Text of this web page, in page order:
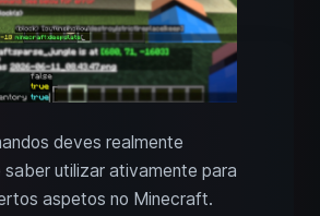
deves realmente
saber utilizar ativamente para
aspetos no Minecraft.